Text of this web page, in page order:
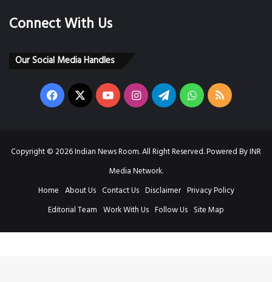
Connect With Us
Our Social Media Handles
Facebook
X YouTubeInstagramTelegramWhatsApp
RSS
Copyright © 2026 Indian News Room. All Right Reserved. Powered By INR
Media Network.
Home About Us Contact Us Disclaimer Privacy Policy
Editorial Team Work With Us Follow Us Site Map